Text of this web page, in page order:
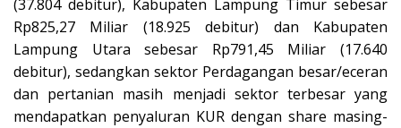
(37.804 debitur), Kabupaten Lampung Timur sebesar
Rp825,27 Miliar (18.925 debitur) dan Kabupaten
Lampung Utara sebesar Rp791,45 Miliar (17.640
debitur), sedangkan sektor Perdagangan besar/eceran
dan pertanian masih menjadi sektor terbesar yang
mendapatkan penyaluran KUR dengan share masing-